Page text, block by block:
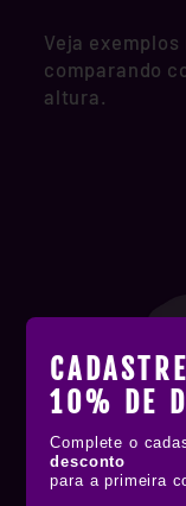
10% DE
Complete o
desconto
para a primeira
Veja
comparando
altura.